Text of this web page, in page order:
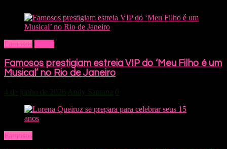
Famosos
Famosos prestigiam estreia VIP do ‘Meu Filho é um
Musical’ no Rio de Janeiro
4 de junho de 2026 Andy Santana 0
Famosos